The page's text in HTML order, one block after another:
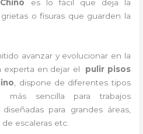
es lo fácil que deja la
o fisuras que guarden la
avanzar y evolucionar en la
experta en dejar el pulir pisos
, dispone de diferentes tipos
más sencilla para trabajos
para grandes áreas,
escaleras etc.